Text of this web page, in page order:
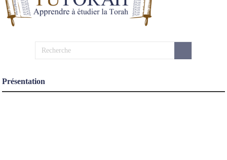
Présentation